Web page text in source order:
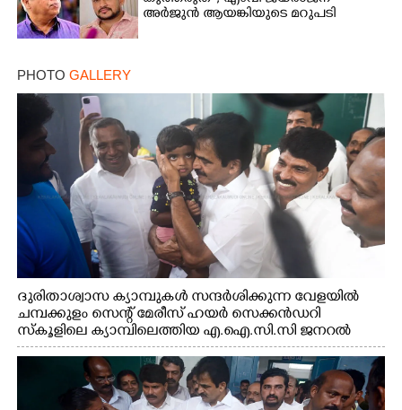
അർജുൻ ആയങ്കിയുടെ മറുപടി
PHOTO GALLERY
ദുരിതാശ്വാസ ക്യാമ്പുകൾ സന്ദർശിക്കുന്ന വേളയിൽ
ചമ്പക്കുളം സെന്റ് മേരീസ് ഹയർ സെക്കൻഡറി
സ്കൂളിലെ ക്യാമ്പിലെത്തിയ എ.ഐ.സി.സി ജനറൽ
സെക്രട്ടറി കെ.സി വേണുഗോപാൽ എം.പി കുരുന്നിനെ
എടുത്ത് ലാളിച്ചപ്പോൾ. സഹകരണ-എക്സൈസ്
വകുപ്പ് മന്ത്രി എം. ലിജു, കൃഷിവകുപ്പ് മന്ത്രി ടി. സിദ്ദിഖ്,
റെജി ചെറിയാൻ എം. എൽ. എ എന്നിവർ സമീപം